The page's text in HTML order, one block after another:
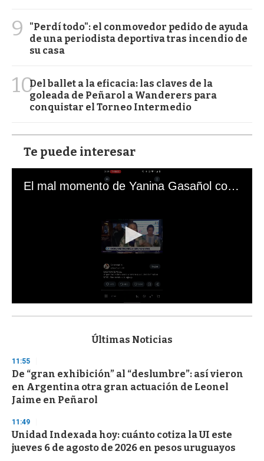
9
"Perdí todo": el conmovedor pedido de ayuda
de una periodista deportiva tras incendio de
su casa
10Del ballet a la eficacia: las claves de la
goleada de Peñarol a Wanderers para
conquistar el Torneo Intermedio
Te puede interesar
El mal momento de Yanina Gasañol con un hincha argentino en "Subrayado"
s
d
s
o
f
3
s
e
c
o
Últimas Noticias
11:55
De “gran exhibición” al “deslumbre”: así vieron
en Argentina otra gran actuación de Leonel
Jaime en Peñarol
11:49
Unidad Indexada hoy: cuánto cotiza la UI este
jueves 6 de agosto de 2026 en pesos uruguayos